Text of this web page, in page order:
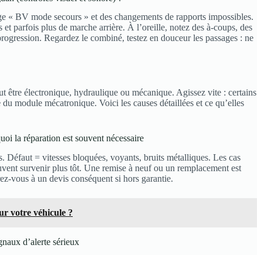
« BV mode secours » et des changements de rapports impossibles.
parfois plus de marche arrière. À l’oreille, notez des à‑coups, des
Regardez le combiné, testez en douceur les passages : ne
être électronique, hydraulique ou mécanique. Agissez vite : certains
module mécatronique. Voici les causes détaillées et ce qu’elles
la réparation est souvent nécessaire
= vitesses bloquées, voyants, bruits métalliques. Les cas
survenir plus tôt. Une remise à neuf ou un remplacement est
vous à un devis conséquent si hors garantie.
votre véhicule ?
d’alerte sérieux